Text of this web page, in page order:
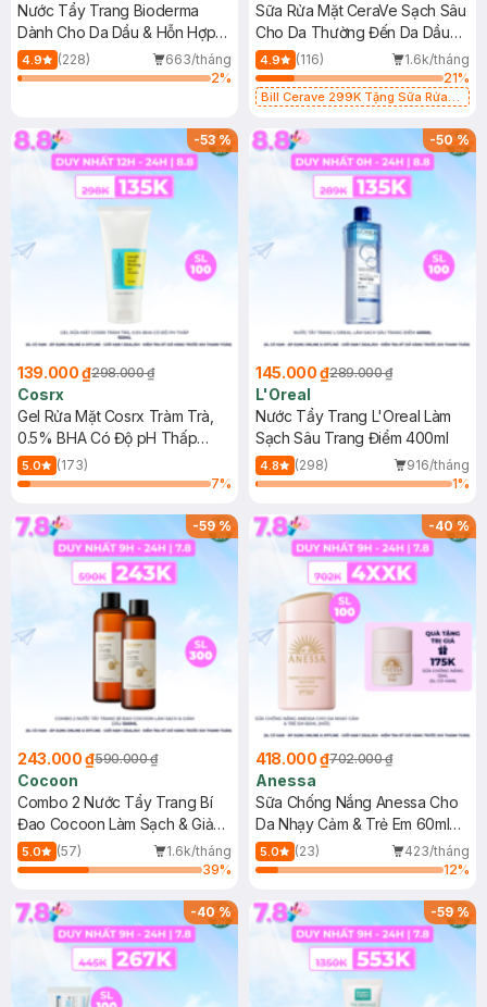
Nước Tẩy Trang Bioderma
Dành Cho Da Dầu & Hỗn Hợp
500ml
4.9 (228)
663/tháng
2%
Sữa Rửa Mặt CeraVe Sạch Sâu
Cho Da Thường Đến Da Dầu
473ml
4.9 (116)
1.6k/tháng
21%
Bill Cerave 299K Tặng Sữa Rửa
-53%
139.000 ₫298.000 ₫
Cosrx
Gel Rửa Mặt Cosrx Tràm Trà,
0.5% BHA Có Độ pH Thấp
150ml
5.0
(173)
7%
-50%
145.000 ₫289.000 ₫
L'Oreal
Nước Tẩy Trang L'Oreal Làm
Sạch Sâu Trang Điểm 400ml
4.8 (298)
916/tháng
1%
-59%
243.000 ₫590.000 ₫
Cocoon
Combo 2 Nước Tẩy Trang Bí
Đao Cocoon Làm Sạch & Giảm
Dầu 500ml
5.0 (57)
1.6k/tháng
39%
-40%
418.000 ₫702.000 ₫
Anessa
Sữa Chống Nắng Anessa Cho
Da Nhạy Cảm & Trẻ Em 60ml
(Mới)
5.0 (23)
423/tháng
12%
-40% -59%